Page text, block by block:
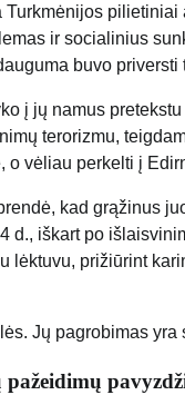
ir socialinius
buvo priversti
į jų namus
terorizmu,
o vėliau perkelti į
kad grąžinus
d., iškart po
lėktuvu, prižiūrint
Jų pagrobimas